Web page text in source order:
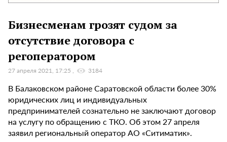
Бизнесменам грозят судом за
отсутствие договора с
регоператором
27 апреля 2021, 17:25 3184
В Балаковском районе Саратовской области более 30%
юридических лиц и индивидуальных
предпринимателей сознательно не заключают договор
на услугу по обращению с ТКО. Об этом 27 апреля
заявил региональный оператор АО «Ситиматик».